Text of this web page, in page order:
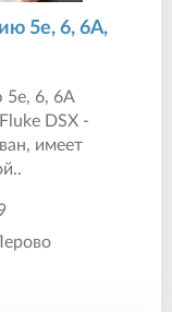
5е, 6, 6А,
5е, 6, 6А
DSX -
имеет